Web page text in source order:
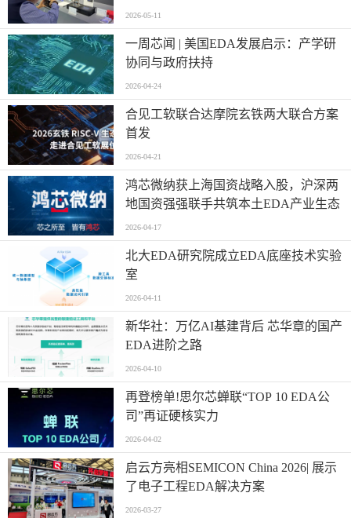
2026-05-11
一周芯闻 | 美国EDA发展启示：产学研
协同与政府扶持
2026-04-24
合见工软联合达摩院玄铁两大联合方案
首发
2026-04-21
鸿芯微纳获上海国资战略入股，沪深两
地国资强强联手共筑本土EDA产业生态
2026-04-17
北大EDA研究院成立EDA底座技术实验
室
2026-04-11
新华社：万亿AI基建背后 芯华章的国产
EDA进阶之路
2026-04-10
再登榜单!思尔芯蝉联“TOP 10 EDA公
司”再证硬核实力
2026-04-02
启云方亮相SEMICON China 2026| 展示
了电子工程EDA解决方案
2026-03-27